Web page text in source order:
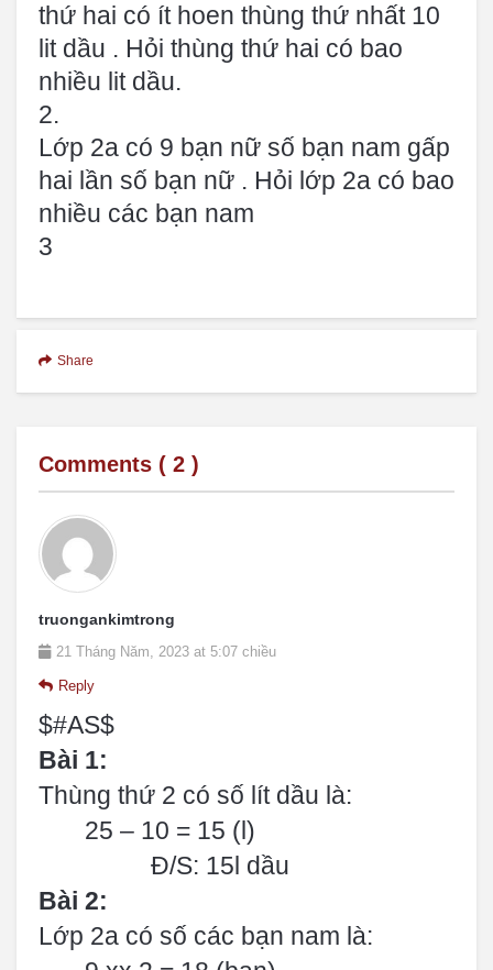
thứ hai có ít hoen thùng thứ nhất 10
lit dầu . Hỏi thùng thứ hai có bao
nhiều lit dầu.
2.
Lớp 2a có 9 bạn nữ số bạn nam gấp
hai lần số bạn nữ . Hỏi lớp 2a có bao
nhiều các bạn nam
3
Share
Comments ( 2 )
truongankimtrong
21 Tháng Năm, 2023 at 5:07 chiều
Reply
$#AS$
Bài 1:
Thùng thứ 2 có số lít dầu là:
25 – 10 = 15 (l)
Đ/S: 15l dầu
Bài 2:
Lớp 2a có số các bạn nam là: